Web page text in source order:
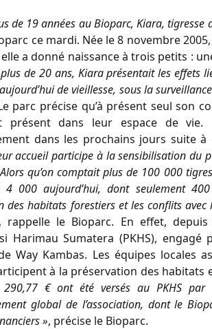
de 19 années au Bioparc, Kiara,
ce mardi. Née le 8 novembre
a donné naissance à trois petits :
de 20 ans, Kiara présentait les effets
de vieillesse, sous la
parc précise qu’à présent seul son
présent dans leur espace de
dans les prochains jours suite
accueil participe à la sensibilisation du
qu’on comptait plus de 100 000
4 000 aujourd’hui, dont seulement
des habitats forestiers et les conflits
, rappelle le Bioparc. En effet,
Harimau Sumatera (PKHS),
Way Kambas. Les équipes
à la préservation des
€ ont été versés au PKHS
global de l’association, dont le
», précise le Bioparc.